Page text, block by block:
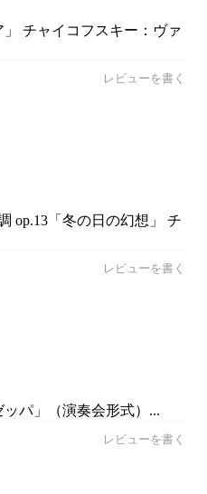
チャイコフスキー：ヴァ
レビューを書く
op.13「冬の日の幻想」 チ
レビューを書く
パ」（演奏会形式）...
レビューを書く